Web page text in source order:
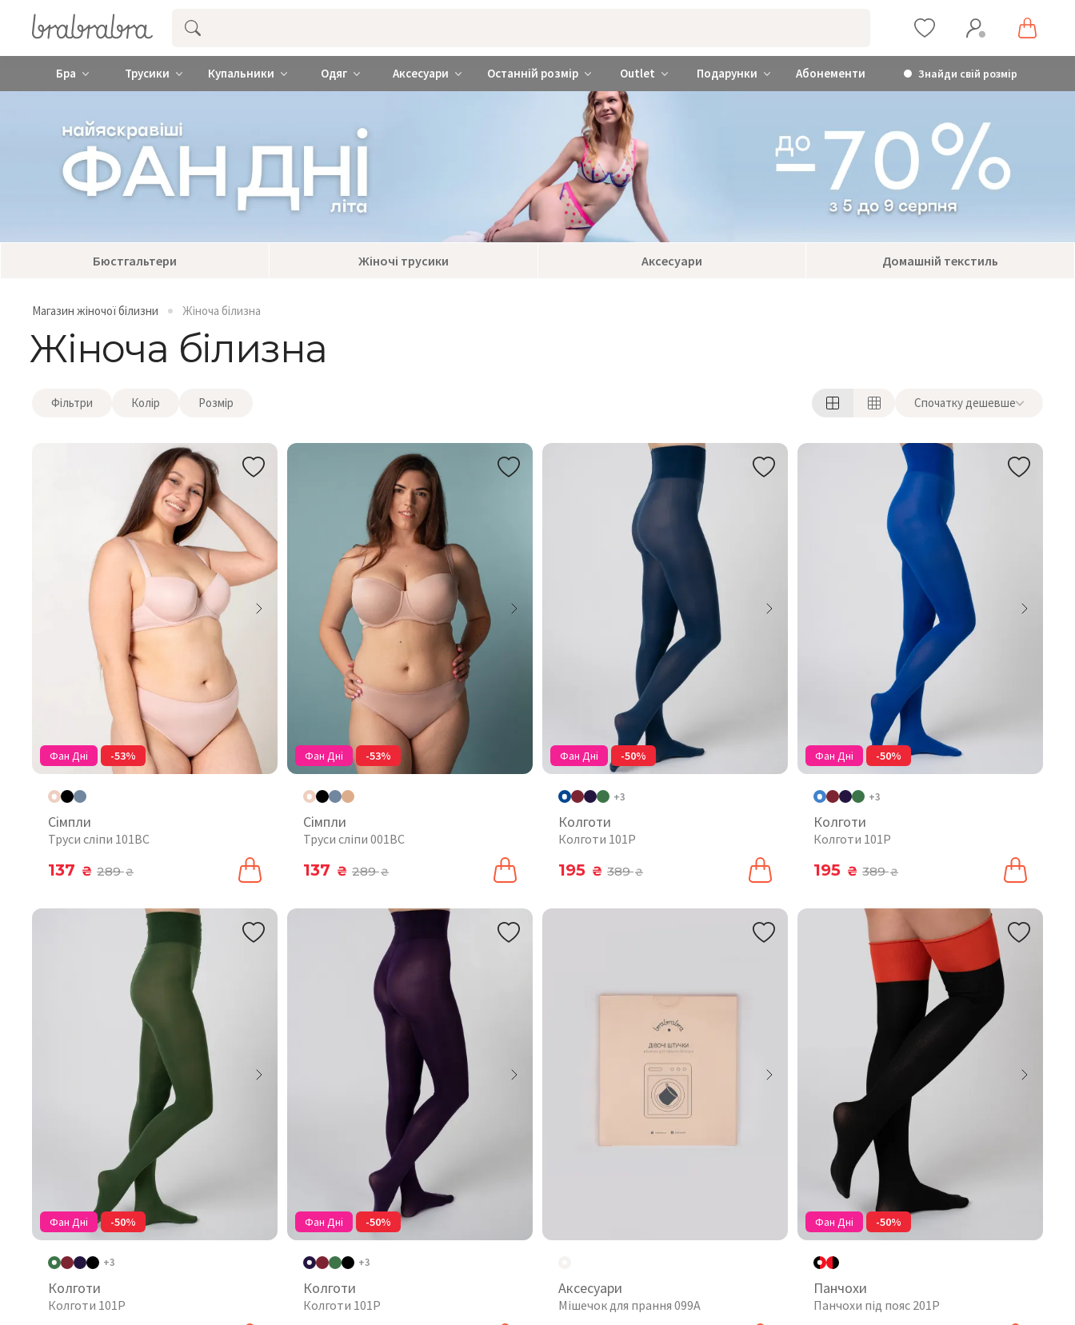
Купити нижню жіночу білизну ❤️ brabrabra ❤️ Київ та Україна
Бра Трусики Купальники Одяг Аксесуари Останній розмір Outlet Подарунки Абонементи Знайди свій розмір
Бюстгальтери Жіночі трусики Аксесуари Домашній текстиль
Магазин жіночої білизни Жіноча білизна
Жіноча білизна
Фільтри Колір Розмір Спочатку дешевше
Фан Дні -53%
Сімпли
Труси сліпи 101BC
137 ₴ 289₴
Фан Дні -53%
Сімпли
Труси сліпи 001BC
137 ₴ 289₴
Фан Дні -50%
+3
Колготи
Колготи 101P
195 ₴ 389₴
Фан Дні -50%
+3
Колготи
Колготи 101P
195 ₴ 389₴
Фан Дні -50%
+3
Колготи
Колготи 101P
Фан Дні -50%
+3
Колготи
Колготи 101P
Аксесуари
Мішечок для прання 099A
Фан Дні -50%
Панчохи
Панчохи під пояс 201P